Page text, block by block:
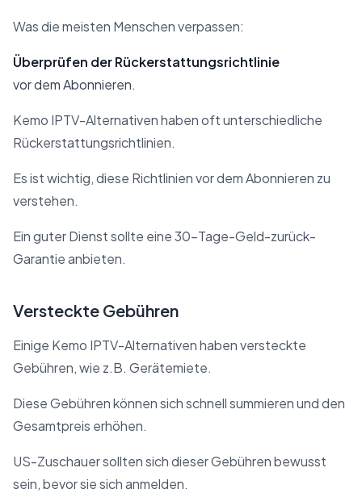
Was die meisten Menschen verpassen:
Überprüfen der Rückerstattungsrichtlinie
vor dem Abonnieren.
Kemo IPTV-Alternativen haben oft unterschiedliche
Rückerstattungsrichtlinien.
Es ist wichtig, diese Richtlinien vor dem Abonnieren zu
verstehen.
Ein guter Dienst sollte eine 30-Tage-Geld-zurück-
Garantie anbieten.
Versteckte Gebühren
Einige Kemo IPTV-Alternativen haben versteckte
Gebühren, wie z.B. Gerätemiete.
Diese Gebühren können sich schnell summieren und den
Gesamtpreis erhöhen.
US-Zuschauer sollten sich dieser Gebühren bewusst
sein, bevor sie sich anmelden.